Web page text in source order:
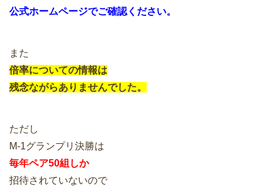
公式ホームページでご確認ください。
また
倍率についての情報は
残念ながらありませんでした。
ただし
M-1グランプリ決勝は
毎年ペア50組しか
招待されていないので